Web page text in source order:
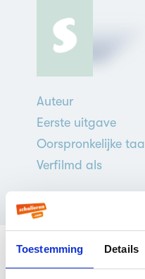
Toestemming Details
Auteur
Eerste uitgave
Oorspronkelijke taal
Verfilmd als